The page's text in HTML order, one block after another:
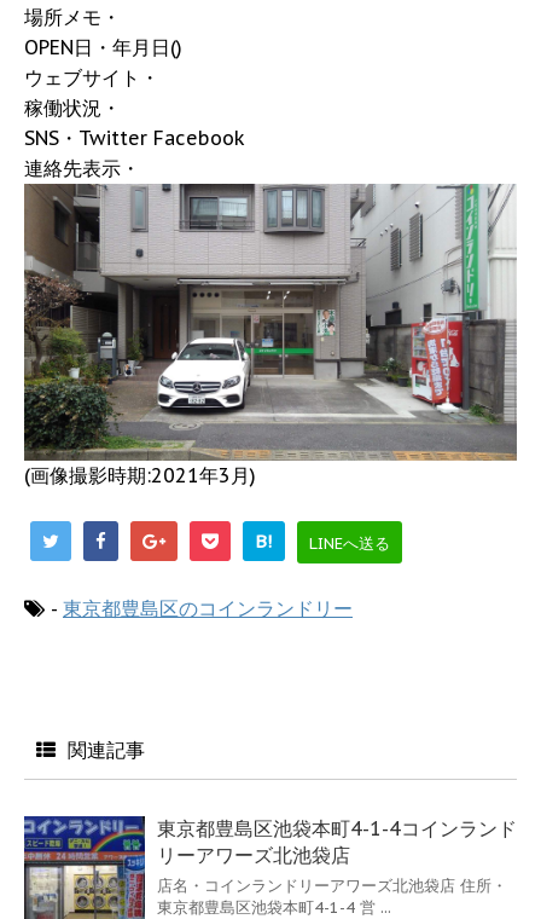
場所メモ・
OPEN日・年月日()
ウェブサイト・
稼働状況・
SNS・Twitter Facebook
連絡先表示・
(画像撮影時期:2021年3月)
B! LINEへ送る
- 東京都豊島区のコインランドリー
関連記事
東京都豊島区池袋本町4-1-4コインランド
リーアワーズ北池袋店
店名・コインランドリーアワーズ北池袋店 住所・
東京都豊島区池袋本町4-1-4 営 ...